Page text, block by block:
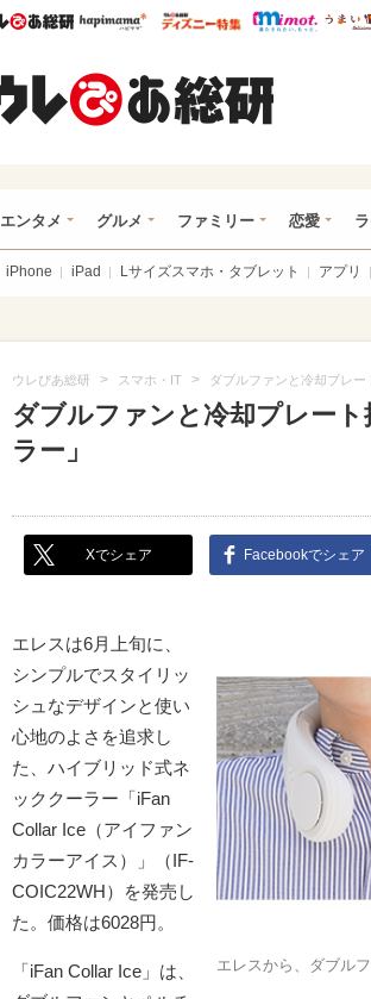
ウレぴあ総研ハピママ* ウレぴあ総研
エンタメ グルメ ファミリー 恋愛
iPhone iPad Lサイズスマホ・タブレット アプリ
ウレぴあ総研 > スマホ・IT > ダブルファンと冷却プレー
ダブルファンと冷却プレー
ラー」
Xでシェア Facebookでシェア
エレスから、ダブル
エレスは6月上旬に、
シンプルでスタイリッ
シュなデザインと使い
心地のよさを追求し
た、ハイブリッド式ネ
ッククーラー「iFan
Collar Ice（アイファン
カラーアイス）」（IF-
COIC22WH）を発売し
た。価格は6028円。
「iFan Collar Ice」は、